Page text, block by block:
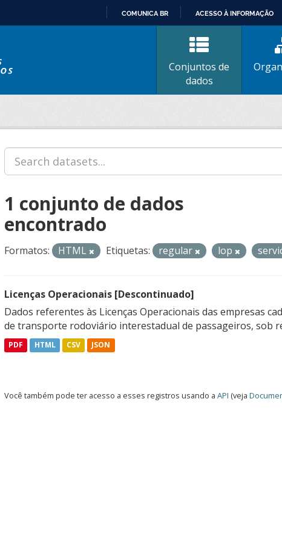
CONTEÚDO
COMUNICA BR ACESSO À INFORMAÇÃO
Conjuntos de
dados
1 conjunto de dados
encontrado
Formatos: HTML Etiquetas: regular lop
Licenças Operacionais [Descontinuado]
Dados referentes às Licenças Operacionais das empresas
de transporte rodoviário interestadual de passageiros, sob
PDF HTML CSV JSON
Você também pode ter acesso a esses registros usando a API (veja